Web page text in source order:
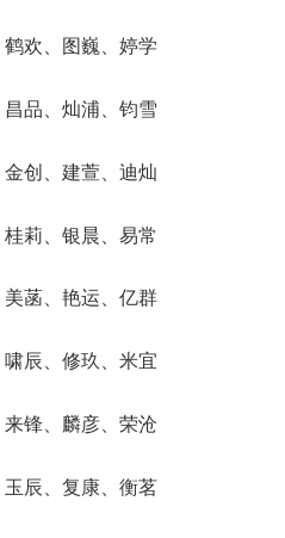
欢、图巍、婷学
品、灿浦、钧雪
创、建萱、迪灿
莉、银晨、易常
菡、艳运、亿群
辰、修玖、米宜
锋、麟彦、荣沧
辰、复康、衡茗